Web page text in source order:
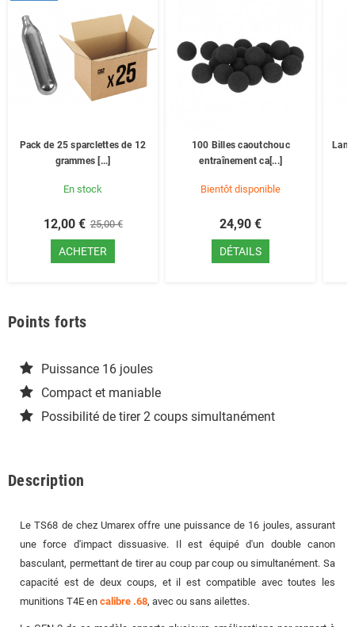
Pack de 25 sparclettes de 12
grammes [...]
En stock
12,00 € 25,00 €
ACHETER
100 Billes caoutchouc
entraînement ca[...]
Bientôt disponible
24,90 €
DÉTAILS
Points forts
Puissance 16 joules
Compact et maniable
Possibilité de tirer 2 coups simultanément
Description
Le TS68 de chez Umarex offre une puissance de 16 joules, assurant
une force d'impact dissuasive. Il est équipé d'un double canon
basculant, permettant de tirer au coup par coup ou simultanément. Sa
capacité est de deux coups, et il est compatible avec toutes les
munitions T4E en calibre .68, avec ou sans ailettes.